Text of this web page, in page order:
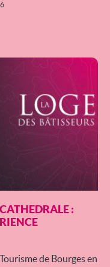
:
de Bourges en